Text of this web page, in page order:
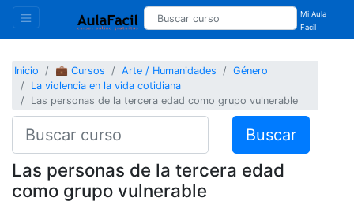
Mi Aula
Facil
Inicio 💼 Cursos Arte / Humanidades
Género
La violencia en la vida cotidiana
Las personas de la tercera edad como grupo vulnerable
Buscar
Las personas de la tercera edad
como grupo vulnerable